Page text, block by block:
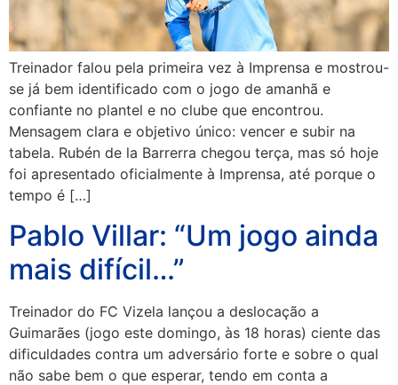
Treinador falou pela primeira vez à Imprensa e mostrou-
se já bem identificado com o jogo de amanhã e
confiante no plantel e no clube que encontrou.
Mensagem clara e objetivo único: vencer e subir na
tabela. Rubén de la Barrerra chegou terça, mas só hoje
foi apresentado oficialmente à Imprensa, até porque o
tempo é […]
Pablo Villar: “Um jogo ainda
mais difícil…”
Treinador do FC Vizela lançou a deslocação a
Guimarães (jogo este domingo, às 18 horas) ciente das
dificuldades contra um adversário forte e sobre o qual
não sabe bem o que esperar, tendo em conta a